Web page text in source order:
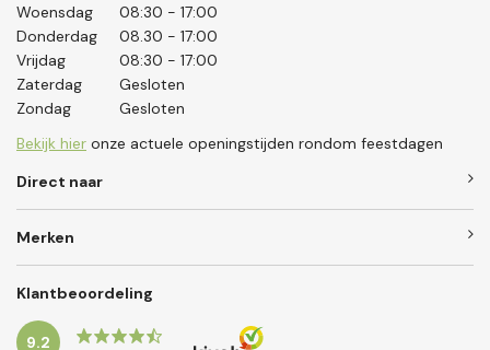
Woensdag
08:30 - 17:00
Donderdag
08.30 - 17:00
Vrijdag
08:30 - 17:00
Zaterdag
Gesloten
Zondag
Gesloten
Bekijk hier onze actuele openingstijden rondom feestdagen
Direct naar
Merken
Klantbeoordeling
9.2